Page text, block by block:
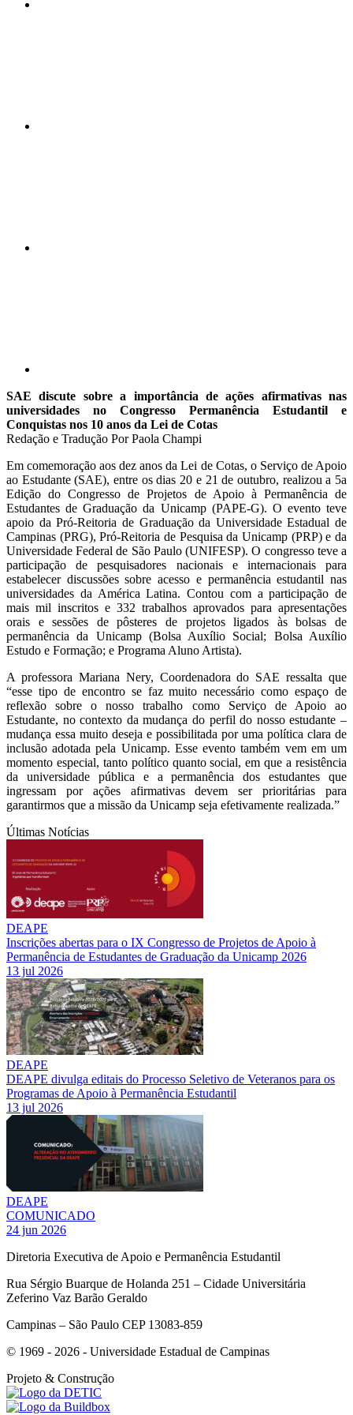
SAE discute sobre a importância de ações afirmativas nas
universidades no Congresso Permanência Estudantil e
Conquistas nos 10 anos da Lei de Cotas
Redação e Tradução Por Paola Champi
Em comemoração aos dez anos da Lei de Cotas, o Serviço de Apoio
ao Estudante (SAE), entre os dias 20 e 21 de outubro, realizou a 5a
Edição do Congresso de Projetos de Apoio à Permanência de
Estudantes de Graduação da Unicamp (PAPE-G). O evento teve
apoio da Pró-Reitoria de Graduação da Universidade Estadual de
Campinas (PRG), Pró-Reitoria de Pesquisa da Unicamp (PRP) e da
Universidade Federal de São Paulo (UNIFESP). O congresso teve a
participação de pesquisadores nacionais e internacionais para
estabelecer discussões sobre acesso e permanência estudantil nas
universidades da América Latina. Contou com a participação de
mais mil inscritos e 332 trabalhos aprovados para apresentações
orais e sessões de pôsteres de projetos ligados às bolsas de
permanência da Unicamp (Bolsa Auxílio Social; Bolsa Auxílio
Estudo e Formação; e Programa Aluno Artista).
A professora Mariana Nery, Coordenadora do SAE ressalta que
“esse tipo de encontro se faz muito necessário como espaço de
reflexão sobre o nosso trabalho como Serviço de Apoio ao
Estudante, no contexto da mudança do perfil do nosso estudante –
mudança essa muito deseja e possibilitada por uma política clara de
inclusão adotada pela Unicamp. Esse evento também vem em um
momento especial, tanto político quanto social, em que a resistência
da universidade pública e a permanência dos estudantes que
ingressam por ações afirmativas devem ser prioritárias para
garantirmos que a missão da Unicamp seja efetivamente realizada.”
Últimas Notícias
DEAPE
Inscrições abertas para o IX Congresso de Projetos de Apoio à
Permanência de Estudantes de Graduação da Unicamp 2026
13 jul 2026
DEAPE
DEAPE divulga editais do Processo Seletivo de Veteranos para os
Programas de Apoio à Permanência Estudantil
13 jul 2026
DEAPE
COMUNICADO
24 jun 2026
Diretoria Executiva de Apoio e Permanência Estudantil
Rua Sérgio Buarque de Holanda 251 – Cidade Universitária
Zeferino Vaz Barão Geraldo
Campinas – São Paulo CEP 13083-859
© 1969 - 2026 - Universidade Estadual de Campinas
Projeto & Construção